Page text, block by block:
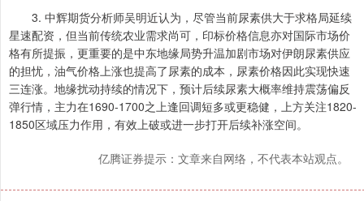
3. 中辉期货分析师吴明近认为，尽管当前尿素供大于求格局延续
星速配资，但当前传统农业需求尚可，印标价格信息亦对国际市场价
格有所提振，更重要的是中东地缘局势升温加剧市场对伊朗尿素供应
的担忧，油气价格上涨也提高了尿素的成本，尿素价格因此实现快速
三连涨。地缘扰动持续的情况下，预计后续尿素大概率维持震荡偏反
弹行情，主力在1690-1700之上逢回调短多或更稳健，上方关注1820-
1850区域压力作用，有效上破或进一步打开后续补涨空间。
亿腾证券提示：文章来自网络，不代表本站观点。